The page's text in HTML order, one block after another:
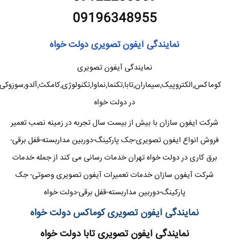
09196348955
نمایندگی آیفون تصویری دولت خواه
نمایندگی آیفون تصویری
کوماکس,الکتروپیک,سیماران,تابا,تکنما,نماوا,تکنولوژی,کامکث,آلدو,سوزوکی
در دولت خواه
شرکت ایفون سازان با بیش از بیست سال تجربه در زمینه نصب تعمیر
فروش انواع ایفون تصویری-جک پارکینگ-دوربین مداربسته-قفل برقی-
برق کاری در دولت خواه تهران خدمات رسانی می کند از جمله خدمات
شرکت آیفون سازان خدمات تعمیرات آیفون تصویری وصوتی- جک
پارکینگ-دوربین مداربسته-قفل برقی-دولت خواه
نمایندگی آیفون تصویری کوماکس دولت خواه
نمایندگی آیفون تصویری تابا دولت خواه